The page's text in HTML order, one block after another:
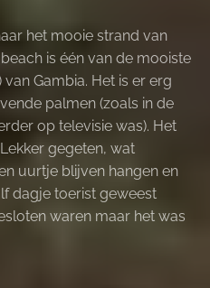
het mooie strand van
is één van de mooiste
Gambia. Het is er erg
palmen (zoals in de
op televisie was). Het
gegeten, wat
uurtje blijven hangen en
dagje toerist geweest
waren maar het was